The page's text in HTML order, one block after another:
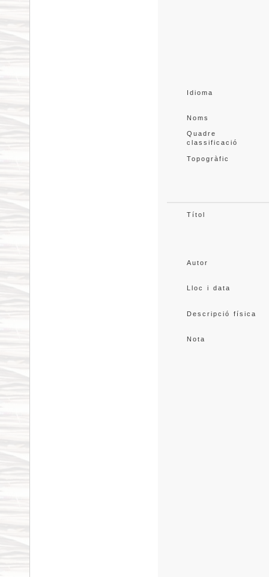
Idioma
Noms
Quadre
classificació
Topogràfic
Títol
Autor
Lloc i data
Descripció física
Nota